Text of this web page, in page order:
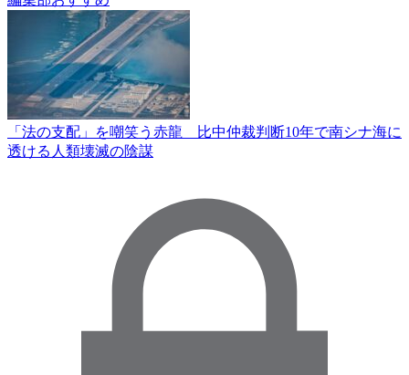
「法の支配」を嘲笑う赤龍 比中仲裁判断10年で南シナ海に
透ける人類壊滅の陰謀